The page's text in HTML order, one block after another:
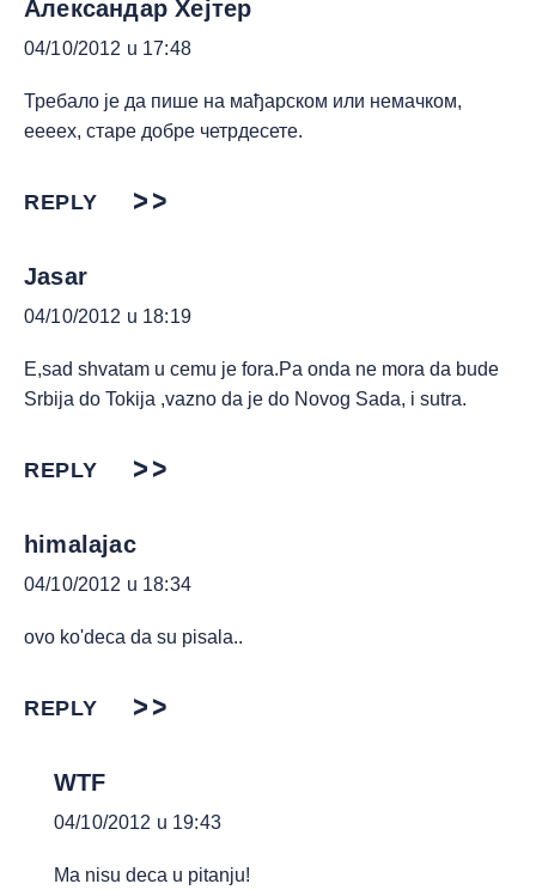
Александар Хејтер
04/10/2012 u 17:48
Требало је да пише на мађарском или немачком,
еееех, старе добре четрдесете.
REPLY
Jasar
04/10/2012 u 18:19
E,sad shvatam u cemu je fora.Pa onda ne mora da bude
Srbija do Tokija ,vazno da je do Novog Sada, i sutra.
REPLY
himalajac
04/10/2012 u 18:34
ovo ko'deca da su pisala..
REPLY
WTF
04/10/2012 u 19:43
Ma nisu deca u pitanju!